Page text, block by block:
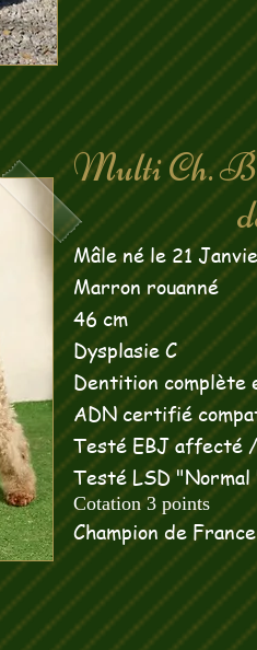
Multi Ch.
de
Mâle né le 21
Marron rouanné
46 cm
Dysplasie C
Dentition complète
ADN certifié
Testé EBJ affecté
Testé LSD "Normal
Cotation 3 points
Champion de